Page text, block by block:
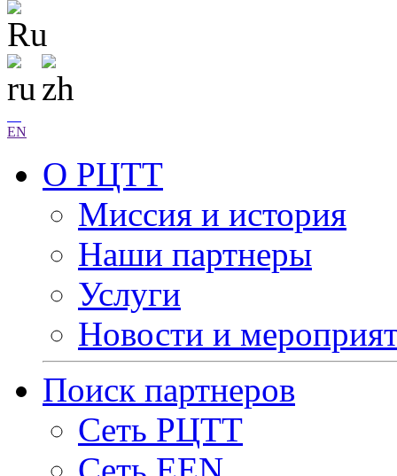
EN
О РЦТТ
Миссия и история
Наши партнеры
Услуги
Новости и
Поиск партнеров
Сеть РЦТТ